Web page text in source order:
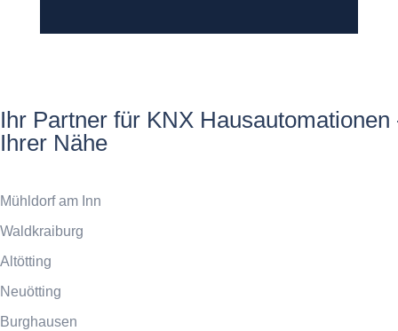
Ihr Partner für KNX Hausautomationen
Ihrer Nähe
Mühldorf am Inn
Waldkraiburg
Altötting
Neuötting
Burghausen